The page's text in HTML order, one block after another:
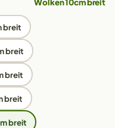
Wolken 10cm breit
breit
breit
breit
breit
breit